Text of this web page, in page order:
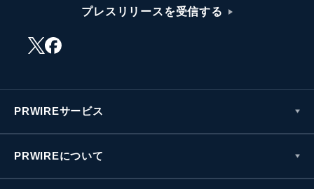
プレスリリースを受信する
PRWIREサービス
PRWIREについて